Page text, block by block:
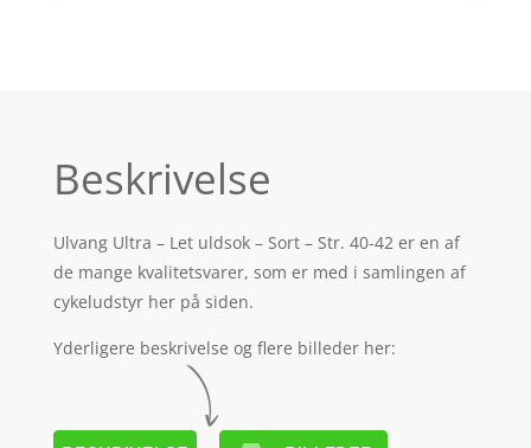
Beskrivelse
Ulvang Ultra – Let uldsok – Sort – Str. 40-42 er en af
de mange kvalitetsvarer, som er med i samlingen af
cykeludstyr her på siden.
Yderligere beskrivelse og flere billeder her: